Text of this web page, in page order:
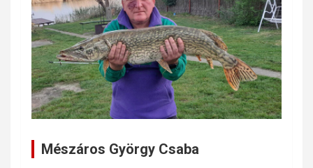
Mészáros György Csaba